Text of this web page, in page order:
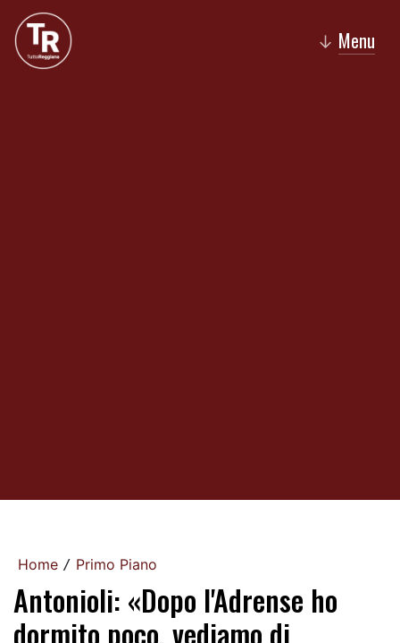
↓ Menu
Home / Primo Piano
Antonioli: «Dopo l'Adrense ho
dormito poco, vediamo di